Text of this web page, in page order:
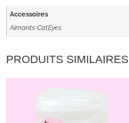
Accessoires
Aimants CatEyes
PRODUITS SIMILAIRES